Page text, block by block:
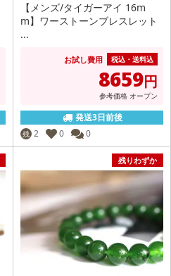
【メンズ/タイガーアイ 16m
m】ワーストーンブレスレット
...
お試し費用 税込・送料込
8659円
参考価格 オープン
発送3日前後
残 2 0 0
残りわずか